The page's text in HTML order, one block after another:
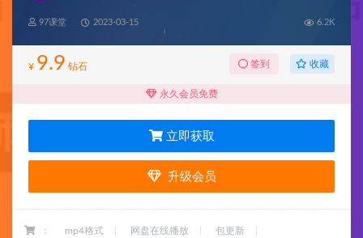
97课堂 2023-03-15 6.2K
¥ 9.9 钻石 签到 收藏
永久会员免费
立即获取
升级会员
： mp4格式 网盘在线播放 包更新